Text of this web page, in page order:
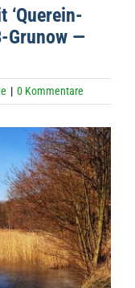
‘Quer­ein­
Gru­now —
| 0 Kommentare